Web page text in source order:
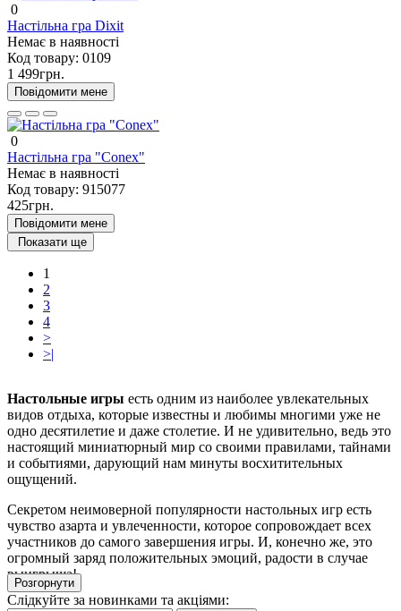
0
Настільна гра Dixit
Немає в наявності
Код товару: 0109
1 499грн.
Повідомити мене
0
Настільна гра "Conex"
Немає в наявності
Код товару: 915077
425грн.
Повідомити мене
Показати ще
1
2
3
4
>
>|
Настольные игры есть одним из наиболее увлекательных
видов отдыха, которые известны и любимы многими уже не
одно десятилетие и даже столетие. И не удивительно, ведь это
настоящий миниатюрный мир со своими правилами, тайнами
и событиями, дарующий нам минуты восхитительных
ощущений.
Секретом неимоверной популярности настольных игр есть
чувство азарта и увлеченности, которое сопровождает всех
участников до самого завершения игры. И, конечно же, это
огромный заряд положительных эмоций, радости в случае
выигрыша!
Настольные игры купить рекомендуют для развития у детей
Розгорнути
Слідкуйте за новинками та акціями: